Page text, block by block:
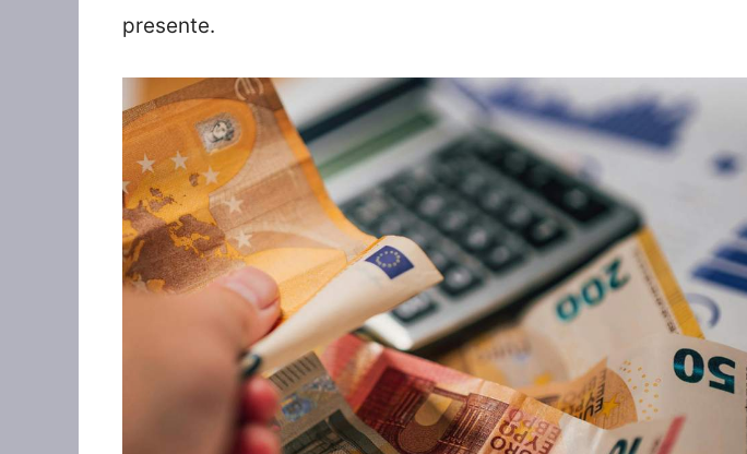
presente.